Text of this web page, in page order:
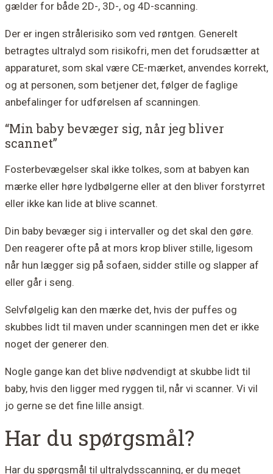
gælder for både 2D-, 3D-, og 4D-scanning.
Der er ingen strålerisiko som ved røntgen. Generelt
betragtes ultralyd som risikofri, men det forudsætter at
apparaturet, som skal være CE-mærket, anvendes korrekt,
og at personen, som betjener det, følger de faglige
anbefalinger for udførelsen af scanningen.
“Min baby bevæger sig, når jeg bliver
scannet”
Fosterbevægelser skal ikke tolkes, som at babyen kan
mærke eller høre lydbølgerne eller at den bliver forstyrret
eller ikke kan lide at blive scannet.
Din baby bevæger sig i intervaller og det skal den gøre.
Den reagerer ofte på at mors krop bliver stille, ligesom
når hun lægger sig på sofaen, sidder stille og slapper af
eller går i seng.
Selvfølgelig kan den mærke det, hvis der puffes og
skubbes lidt til maven under scanningen men det er ikke
noget der generer den.
Nogle gange kan det blive nødvendigt at skubbe lidt til
baby, hvis den ligger med ryggen til, når vi scanner. Vi vil
jo gerne se det fine lille ansigt.
Har du spørgsmål?
Har du spørgsmål til ultralydsscanning, er du meget